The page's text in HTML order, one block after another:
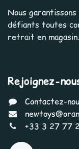
Nous
défiants toutes
retrait en magasin.
Rejoignez-
Contactez-
+33 3 27 77